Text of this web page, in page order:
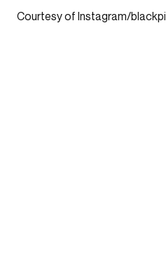
Courtesy of Instagram/